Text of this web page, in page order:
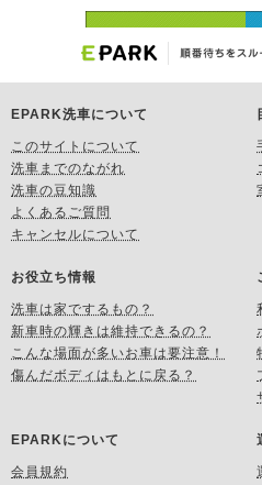
EPARK洗車について
このサイトについて
洗車までのながれ
洗車の豆知識
よくあるご質問
キャンセルについて
お役立ち情報
洗車は家でするもの？
新車時の輝きは維持できるの？
こんな場面が多いお車は要注意！
傷んだボディはもとに戻る？
EPARKについて
会員規約